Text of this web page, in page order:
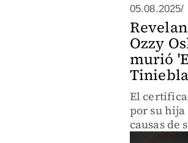
05.08.2025/
Ozzy
murió
El
por su
causas de